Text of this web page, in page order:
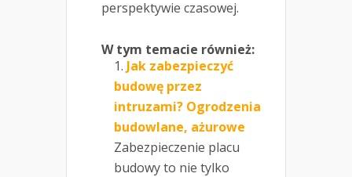
perspektywie czasowej.
W tym temacie również:
Jak zabezpieczyć
budowę przez
intruzami? Ogrodzenia
budowlane, ażurowe
Zabezpieczenie placu
budowy to nie tylko